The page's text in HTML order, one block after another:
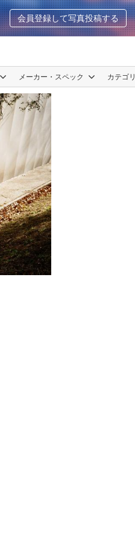
会員登録して写真投稿する
メーカー・スペック カテゴリ